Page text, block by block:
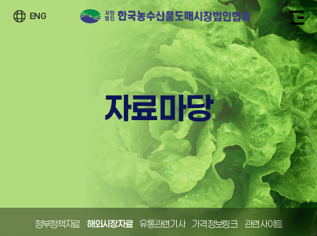
ENG
자료마당
정부정책자료 해외시장자료 유통관련기사 가격정보링크 관련사이트